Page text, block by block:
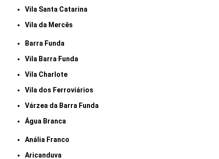
Vila Santa Catarina
Vila da Mercês
Barra Funda
Vila Barra Funda
Vila Charlote
Vila dos Ferroviários
Várzea da Barra Funda
Água Branca
Anália Franco
Aricanduva